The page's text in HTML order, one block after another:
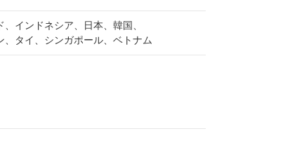
インドネシア、日本、韓国、
タイ、シンガポール、ベトナム